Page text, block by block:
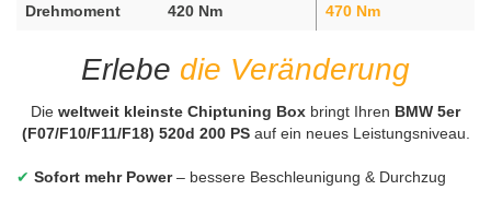
Drehmoment 420 Nm 470 Nm
Erlebe die Veränderung
Die weltweit kleinste Chiptuning Box bringt Ihren BMW 5er
(F07/F10/F11/F18) 520d 200 PSauf ein neues Leistungsniveau.
✔ Sofort mehr Power– bessere Beschleunigung & Durchzug